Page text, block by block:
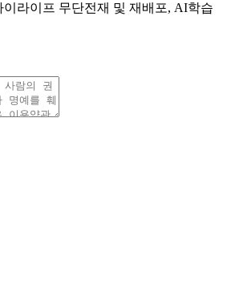
라이프 무단전재 및 재배포, AI학습